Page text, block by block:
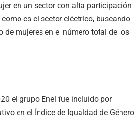
en un sector con alta participación
es el sector eléctrico, buscando
de mujeres en el número total de los
el grupo Enel fue incluido por
en el Índice de Igualdad de Género